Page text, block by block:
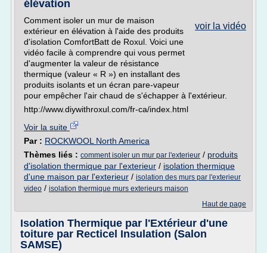
élévation
voir la vidéo
Comment isoler un mur de maison
extérieur en élévation à l'aide des produits
d'isolation ComfortBatt de Roxul. Voici une
vidéo facile à comprendre qui vous permet
d'augmenter la valeur de résistance
thermique (valeur « R ») en installant des
produits isolants et un écran pare-vapeur
pour empêcher l'air chaud de s'échapper à l'extérieur.
http://www.diywithroxul.com/fr-ca/index.html
Voir la suite
Par : ROCKWOOL North America
Thèmes liés : comment isoler un mur par l'exterieur / produits
d'isolation thermique par l'exterieur / isolation thermique
d'une maison par l'exterieur / isolation des murs par l'exterieur
video / isolation thermique murs exterieurs maison
Haut de page
Isolation Thermique par l'Extérieur d'une
toiture par Recticel Insulation (Salon
SAMSE)